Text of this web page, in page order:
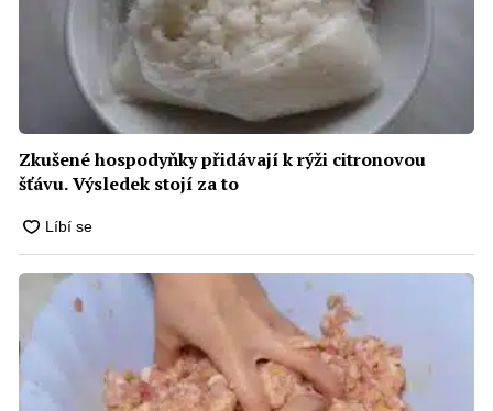
Zkušené hospodyňky přidávají k rýži citronovou
šťávu. Výsledek stojí za to